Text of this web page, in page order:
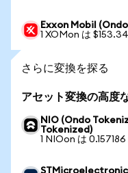
Exxon Mobil
1 XOMon は
さらに変換を探る
アセット変換の高度
NIO (Ondo
Tokenized)
1 NIOon は